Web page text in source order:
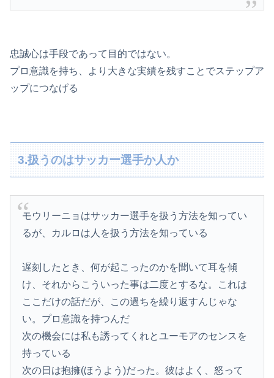
忠誠心は手段であって目的ではない。
プロ意識を持ち、より大きな実績を残すことでステップア
ップにつなげる
3.扱うのはサッカー選手か人か
モウリーニョはサッカー選手を扱う方法を知ってい
るが、カルロは人を扱う方法を知っている
遅刻したとき、何が起こったのかを聞いて耳を傾
け、それからこういった事は二度とするな。これは
ここだけの話だが、この過ちを繰り返すんじゃな
い。プロ意識を持つんだ
次の機会には私も誘ってくれとユーモアのセンスを
持っている
次の日は抱擁(ほうよう)だった。彼はよく、怒って